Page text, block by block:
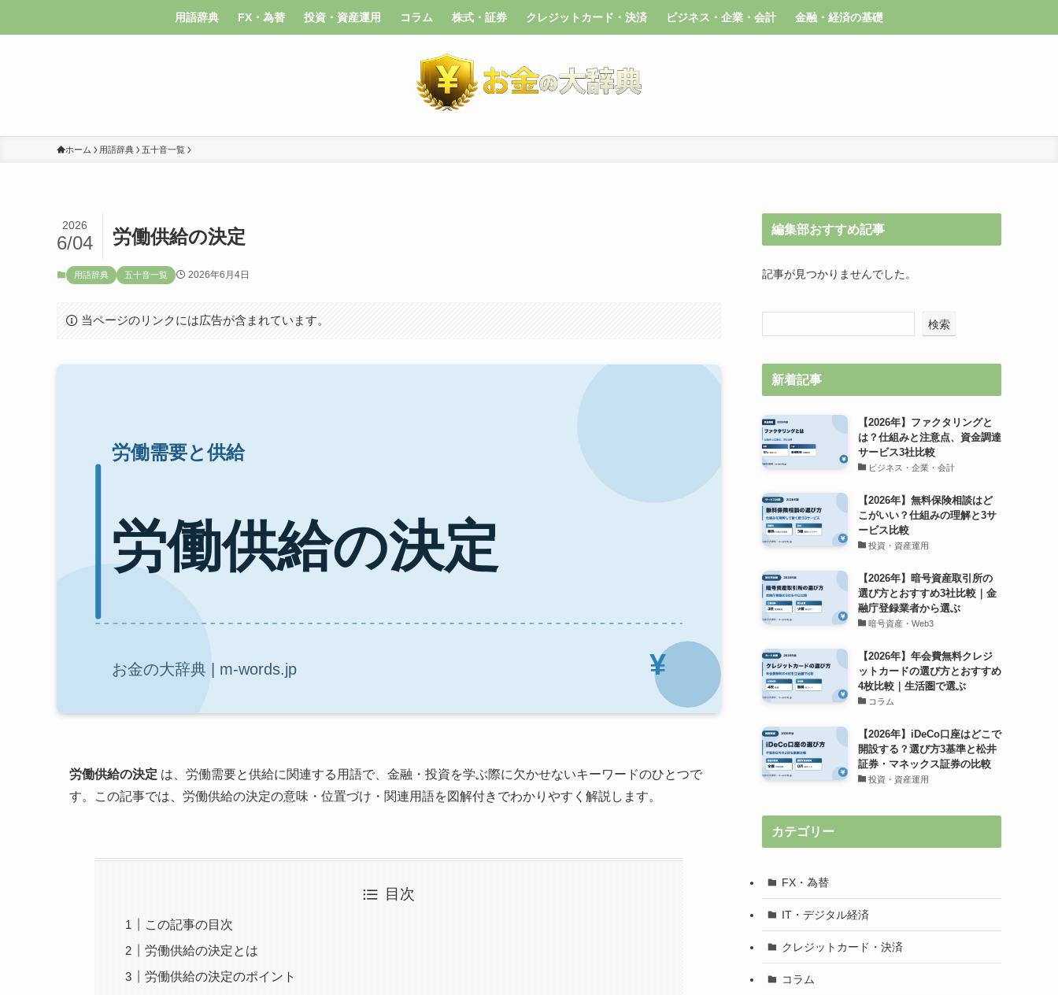
用語辞典 FX・為替 投資・資産運用 コラム 株式・証券 クレジットカード・決済 ビジネス・企業・会計 金融・経済の基礎
ホーム 用語辞典 五十音一覧
労働供給の決定
2026
6/04
用語辞典 五十音一覧 2026年6月4日
当ページのリンクには広告が含まれています。
労働供給の決定 は、労働需要と供給に関連する用語で、金融・投資を学ぶ際に欠かせないキーワードのひとつで
す。この記事では、労働供給の決定の意味・位置づけ・関連用語を図解付きでわかりやすく解説します。
目次
この記事の目次
労働供給の決定とは
労働供給の決定のポイント
編集部おすすめ記事
記事が見つかりませんでした。
検索
新着記事
【2026年】ファクタリングと
は？仕組みと注意点、資金調達
サービス3社比較
ビジネス・企業・会計
【2026年】無料保険相談はど
こがいい？仕組みの理解と3サ
ービス比較
投資・資産運用
【2026年】暗号資産取引所の
選び方とおすすめ3社比較｜金
融庁登録業者から選ぶ
暗号資産・Web3
【2026年】年会費無料クレジ
ットカードの選び方とおすすめ
4枚比較｜生活圏で選ぶ
コラム
【2026年】iDeCo口座はどこで
開設する？選び方3基準と松井
証券・マネックス証券の比較
投資・資産運用
カテゴリー
FX・為替
IT・デジタル経済
クレジットカード・決済
コラム